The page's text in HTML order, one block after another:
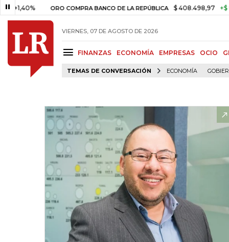
ORO COMPRA BANCO DE LA REPÚBLICA $ 408.498,97 +$ 8.753,81
VIERNES, 07 DE AGOSTO DE 2026
FINANZAS ECONOMÍA EMPRESAS OCIO
TEMAS DE CONVERSACIÓN ECONOMÍA